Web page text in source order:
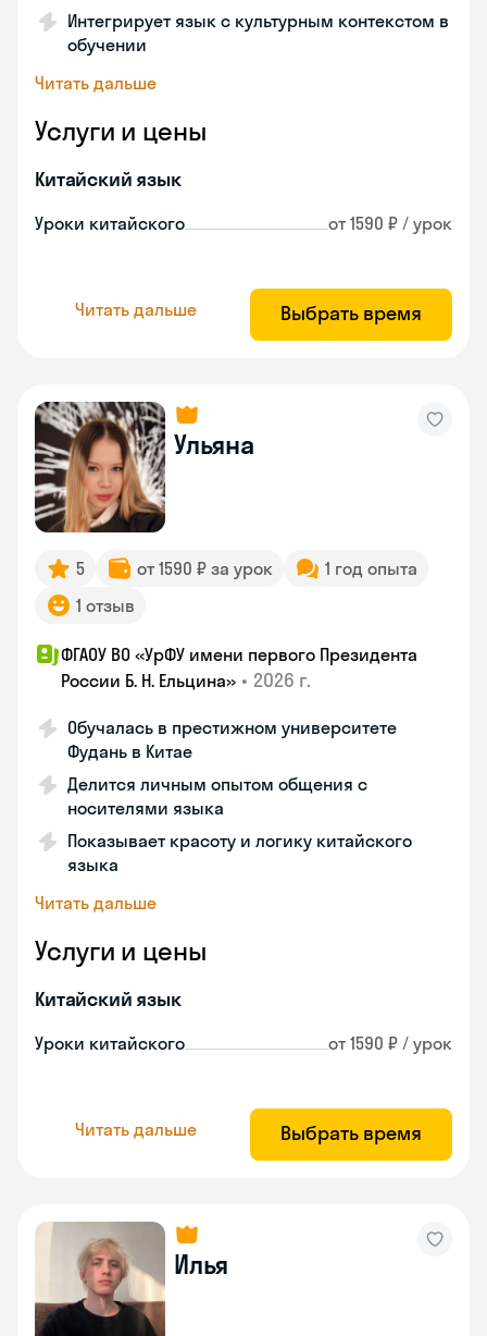
Интегрирует язык с культурным контекстом в
обучении
Читать дальше
Услуги и цены
Китайский язык
Уроки китайского от 1590 ₽ / урок
Читать дальше Выбрать время
Ульяна
5 от 1590 ₽ за урок
1 год опыта
1 отзыв
ФГАОУ ВО «УрФУ имени первого Президента
России Б. Н. Ельцина» • 2026 г.
Обучалась в престижном университете
Фудань в Китае
Делится личным опытом общения с
носителями языка
Показывает красоту и логику китайского
языка
Читать дальше
Услуги и цены
Китайский язык
Уроки китайского от 1590 ₽ / урок
Читать дальше Выбрать время
Илья